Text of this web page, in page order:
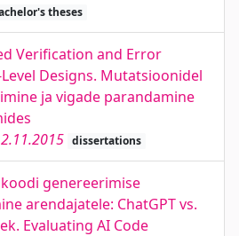
theses
Verification and Error
Designs. Mutatsioonidel
ja vigade parandamine
dissertations
genereerimise
arendajatele: ChatGPT vs.
Evaluating AI Code